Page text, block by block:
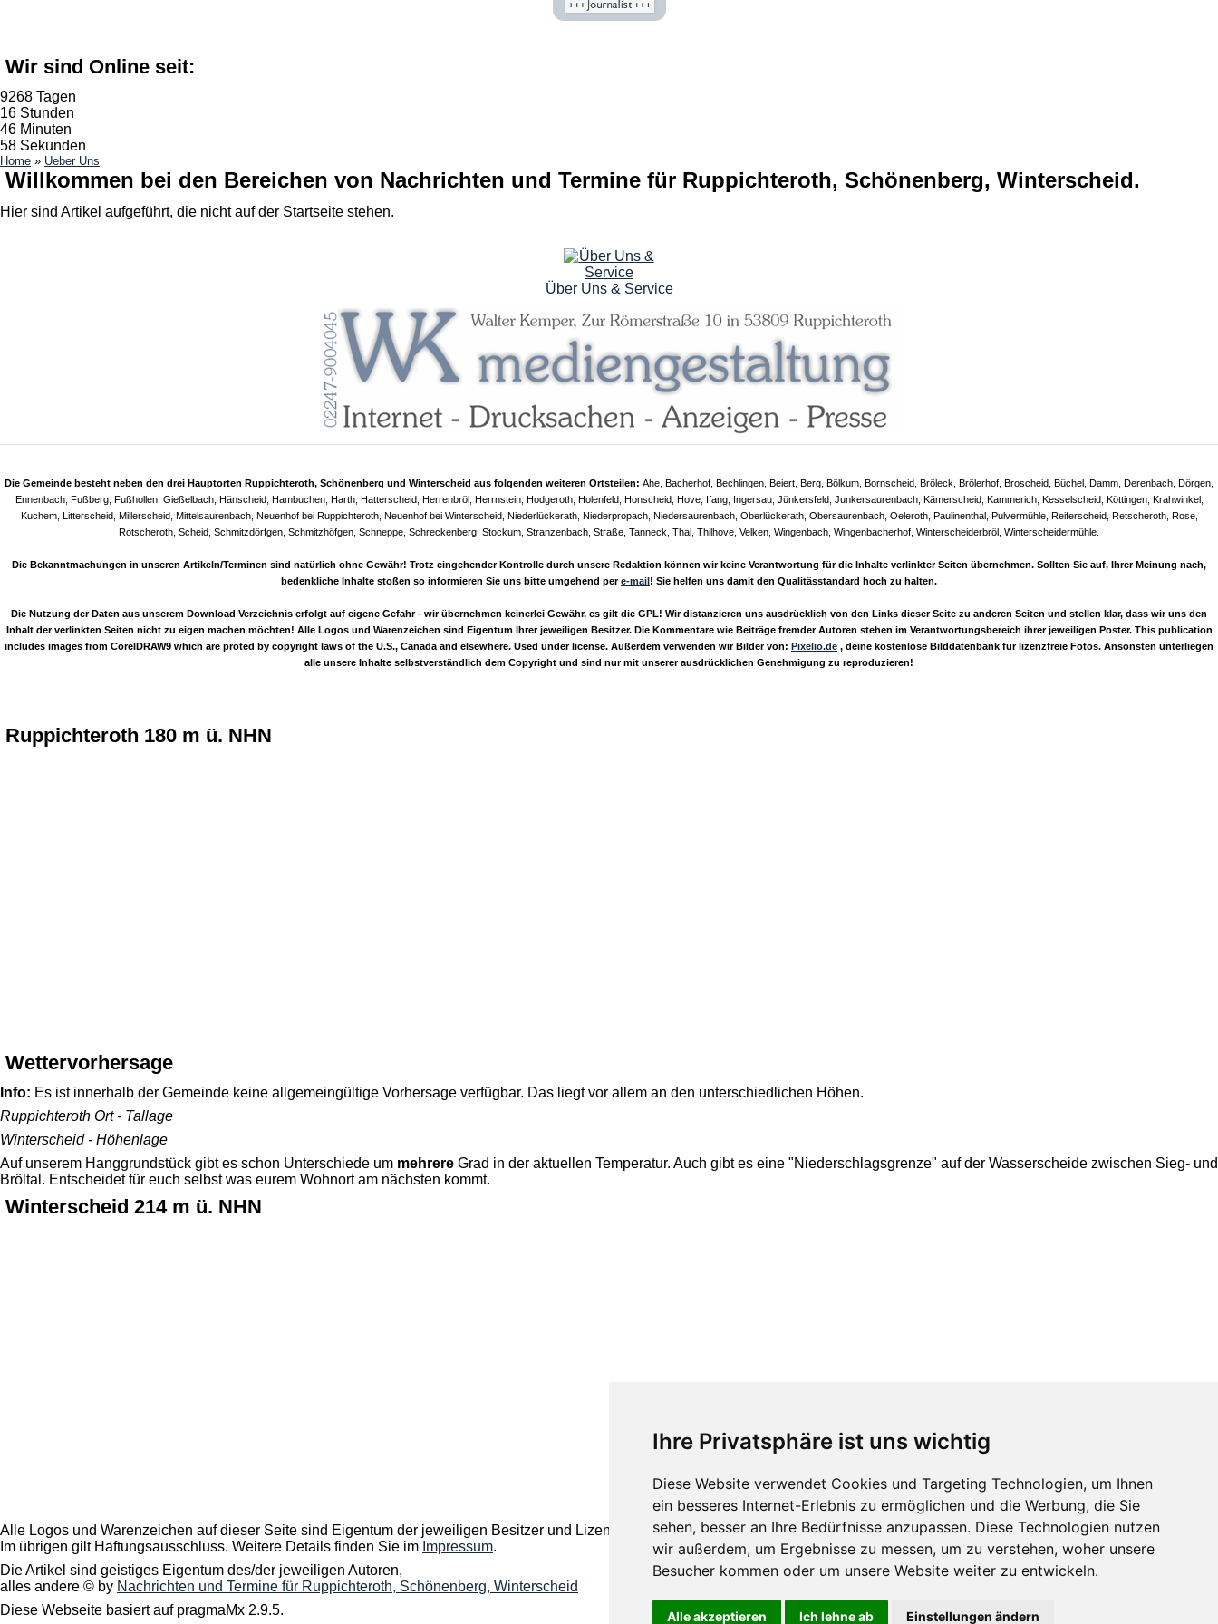
Ihre Privatsphäre ist uns wichtig
Diese Website verwendet Cookies und Targeting Technologien, um Ihnen
ein besseres Internet-Erlebnis zu ermöglichen und die Werbung, die Sie
sehen, besser an Ihre Bedürfnisse anzupassen. Diese Technologien nutzen
wir außerdem, um Ergebnisse zu messen, um zu verstehen, woher unsere
Besucher kommen oder um unsere Website weiter zu entwickeln.
Alle akzeptieren Ich lehne ab Einstellungen ändern
Wir sind Online seit:
9268 Tagen
16 Stunden
46 Minuten
58 Sekunden
Home » Ueber Uns
Willkommen bei den Bereichen von Nachrichten und Termine für Ruppichteroth, Schönenberg, Winterscheid.
Hier sind Artikel aufgeführt, die nicht auf der Startseite stehen.
Über Uns & Service
Die Gemeinde besteht neben den drei Hauptorten Ruppichteroth, Schönenberg und Winterscheid aus folgenden weiteren Ortsteilen: Ahe, Bacherhof, Bechlingen, Beiert, Berg, Bölkum, Bornscheid, Bröleck, Brölerhof, Broscheid, Büchel, Damm, Derenbach, Dörgen,
Ennenbach, Fußberg, Fußhollen, Gießelbach, Hänscheid, Hambuchen, Harth, Hatterscheid, Herrenbröl, Herrnstein, Hodgeroth, Holenfeld, Honscheid, Hove, Ifang, Ingersau, Jünkersfeld, Junkersaurenbach, Kämerscheid, Kammerich, Kesselscheid, Köttingen, Krahwinkel,
Kuchem, Litterscheid, Millerscheid, Mittelsaurenbach, Neuenhof bei Ruppichteroth, Neuenhof bei Winterscheid, Niederlückerath, Niederpropach, Niedersaurenbach, Oberlückerath, Obersaurenbach, Oeleroth, Paulinenthal, Pulvermühle, Reiferscheid, Retscheroth, Rose,
Rotscheroth, Scheid, Schmitzdörfgen, Schmitzhöfgen, Schneppe, Schreckenberg, Stockum, Stranzenbach, Straße, Tanneck, Thal, Thilhove, Velken, Wingenbach, Wingenbacherhof, Winterscheiderbröl, Winterscheidermühle.
Die Bekanntmachungen in unseren Artikeln/Terminen sind natürlich ohne Gewähr! Trotz eingehender Kontrolle durch unsere Redaktion können wir keine Verantwortung für die Inhalte verlinkter Seiten übernehmen. Sollten Sie auf, Ihrer Meinung nach,
bedenkliche Inhalte stoßen so informieren Sie uns bitte umgehend pere-mail! Sie helfen uns damit den Qualitässtandard hoch zu halten.
Die Nutzung der Daten aus unserem Download Verzeichnis erfolgt auf eigene Gefahr - wir übernehmen keinerlei Gewähr, es gilt die GPL! Wir distanzieren uns ausdrücklich von den Links dieser Seite zu anderen Seiten und stellen klar, dass wir uns den
Inhalt der verlinkten Seiten nicht zu eigen machen möchten! Alle Logos und Warenzeichen sind Eigentum Ihrer jeweiligen Besitzer. Die Kommentare wie Beiträge fremder Autoren stehen im Verantwortungsbereich ihrer jeweiligen Poster. This publication
includes images from CorelDRAW9 which are proted by copyright laws of the U.S., Canada and elsewhere. Used under license. Außerdem verwenden wir Bilder von: Pixelio.de , deine kostenlose Bilddatenbank für lizenzfreie Fotos. Ansonsten unterliegen
alle unsere Inhalte selbstverständlich dem Copyright und sind nur mit unserer ausdrücklichen Genehmigung zu reproduzieren!
Ruppichteroth 180 m ü. NHN
Wettervorhersage
Info: Es ist innerhalb der Gemeinde keine allgemeingültige Vorhersage verfügbar. Das liegt vor allem an den unterschiedlichen Höhen.
Ruppichteroth Ort - Tallage
Winterscheid - Höhenlage
Auf unserem Hanggrundstück gibt es schon Unterschiede um mehrere Grad in der aktuellen Temperatur. Auch gibt es eine "Niederschlagsgrenze" auf der Wasserscheide zwischen Sieg- und
Bröltal. Entscheidet für euch selbst was eurem Wohnort am nächsten kommt.
Winterscheid 214 m ü. NHN
Alle Logos und Warenzeichen auf dieser Seite sind Eigentum der jeweiligen Besitzer und Lizenzhalter.
Im übrigen gilt Haftungsausschluss. Weitere Details finden Sie im Impressum.
Die Artikel sind geistiges Eigentum des/der jeweiligen Autoren,
alles andere © by Nachrichten und Termine für Ruppichteroth, Schönenberg, Winterscheid
Diese Webseite basiert auf pragmaMx 2.9.5.